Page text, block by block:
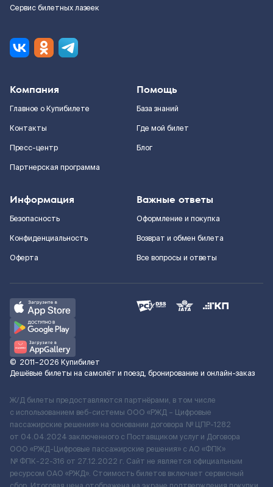
Сервис билетных лазеек
Компания
Главное о Купибилете
Контакты
Пресс-центр
Партнерская программа
Помощь
База знаний
Где мой билет
Блог
Информация
Безопасность
Конфиденциальность
Оферта
Важные ответы
Оформление и покупка
Возврат и обмен билета
Все вопросы и ответы
© 2011–2026 Купибилет
Дешёвые билеты на самолёт и поезд, бронирование и онлайн-заказ
Ж/Д билеты предоставляются партнёрами, в том числе
с использованием веб-системы ООО «РЖД – Цифровые
пассажирские решения» на основании договора № ЦПР-1282
от 04.04.2024 заключенного с Поставщиком услуг и Договора
ООО «РЖД-Цифровые пассажирские решения» c АО «ФПК»
№ ФПК-22-316 от 27.12.2022 г. Сайт не является официальным
ресурсом ОАО «РЖД». Стоимость билетов включает сервисный